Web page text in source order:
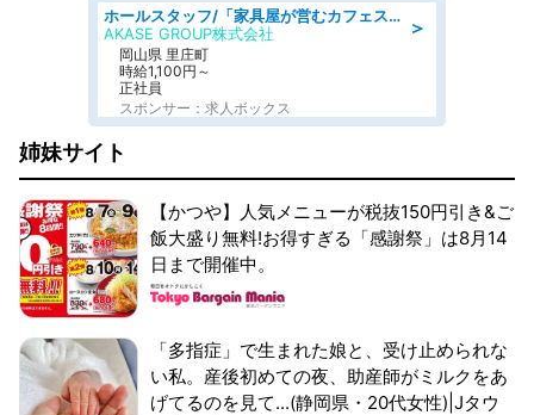
＞
ホールスタッフ/「家具屋が営むカフェスタッフ!」週2日～OK!嬉しいまかない付き/岡山県/浅口郡里庄町
AKASE GROUP株式会社
岡山県 里庄町
時給1,100円～
正社員
スポンサー：求人ボックス
姉妹サイト
【かつや】人気メニューが税抜150円引き&ご
飯大盛り無料!お得すぎる「感謝祭」は8月14
日まで開催中。
「多指症」で生まれた娘と、受け止められな
い私。産後初めての夜、助産師がミルクをあ
げてるのを見て...(静岡県・20代女性)|Jタウ